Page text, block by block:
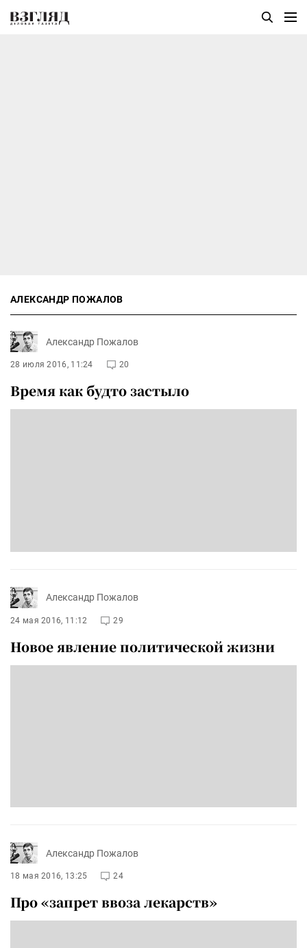
АЛЕКСАНДР ПОЖАЛОВ
Александр Пожалов
28 июля 2016, 11:24 20
Время как будто застыло
Александр Пожалов
24 мая 2016, 11:12 29
Новое явление политической жизни
Александр Пожалов
18 мая 2016, 13:25 24
Про «запрет ввоза лекарств»